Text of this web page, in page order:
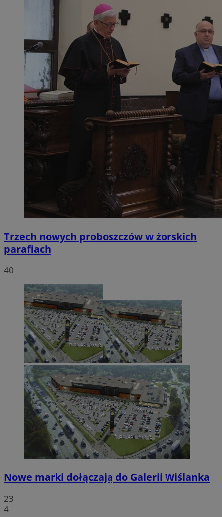
Trzech nowych proboszczów w żorskich
parafiach
40
Nowe marki dołączają do Galerii Wiślanka
23
4